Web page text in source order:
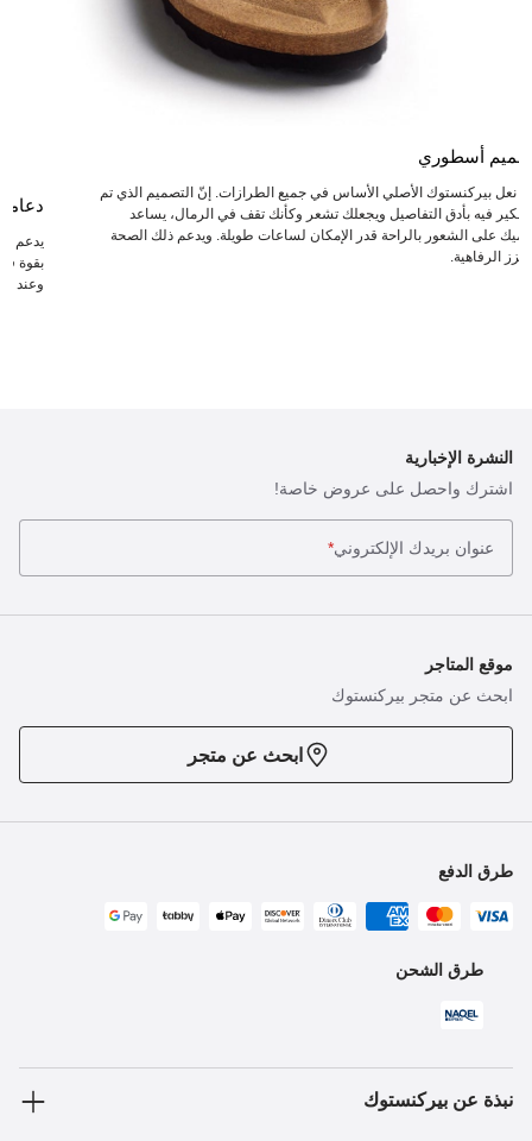
أسطوري
نعل بيركنستوك الأصلي الأساس في جميع الطرازات. إنّ التصميم الذي تم
فيه بأدق التفاصيل ويجعلك تشعر وكأنك تقف في الرمال، يساعد
على الشعور بالراحة قدر الإمكان لساعات طويلة. ويدعم ذلك الصحة
الرفاهية.
يدعم
بقوة
وعند
النشرة الإخبارية
اشترك واحصل على عروض خاصة!
عنوان بريدك الإلكتروني*
موقع المتاجر
ابحث عن متجر بيركنستوك
ابحث عن متجر
طرق الدفع
طرق الشحن
نبذة عن بيركنستوك